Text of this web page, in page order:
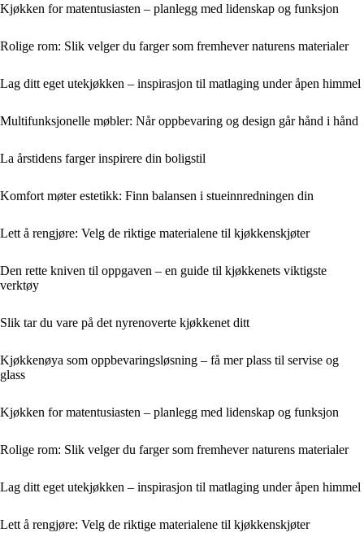
Kjøkken for matentusiasten – planlegg med lidenskap og funksjon
Rolige rom: Slik velger du farger som fremhever naturens materialer
Lag ditt eget utekjøkken – inspirasjon til matlaging under åpen himmel
Multifunksjonelle møbler: Når oppbevaring og design går hånd i hånd
La årstidens farger inspirere din boligstil
Komfort møter estetikk: Finn balansen i stueinnredningen din
Lett å rengjøre: Velg de riktige materialene til kjøkkenskjøter
Den rette kniven til oppgaven – en guide til kjøkkenets viktigste
verktøy
Slik tar du vare på det nyrenoverte kjøkkenet ditt
Kjøkkenøya som oppbevaringsløsning – få mer plass til servise og
glass
Kjøkken for matentusiasten – planlegg med lidenskap og funksjon
Rolige rom: Slik velger du farger som fremhever naturens materialer
Lag ditt eget utekjøkken – inspirasjon til matlaging under åpen himmel
Lett å rengjøre: Velg de riktige materialene til kjøkkenskjøter